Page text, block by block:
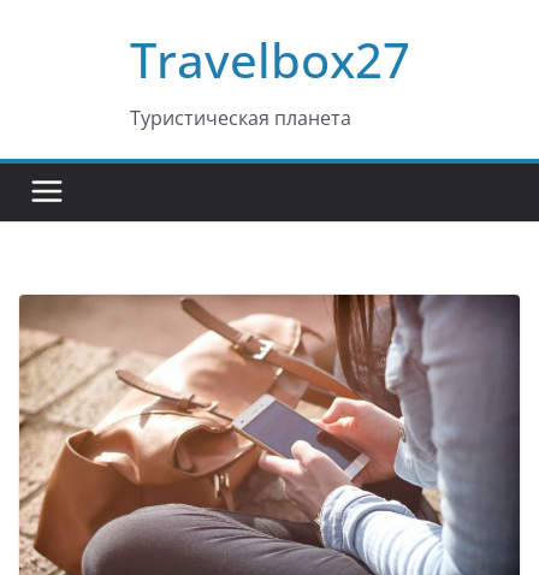
Travelbox27
Туристическая планета